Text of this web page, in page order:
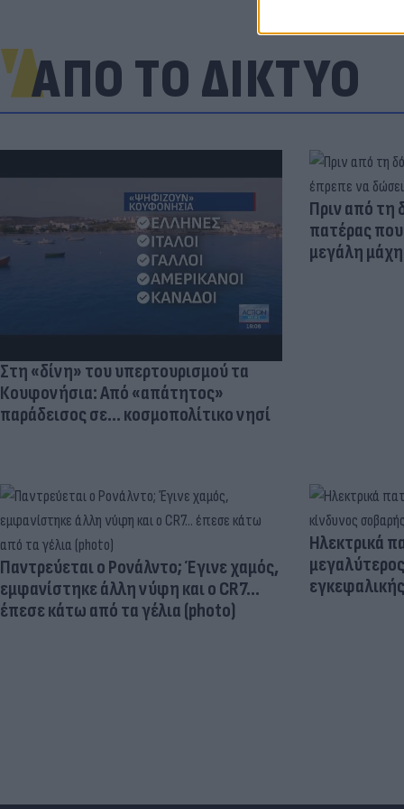
ΑΠΟ ΤΟ ΔΙΚΤΥΟ
Στη «δίνη» του υπερτουρισμού τα
Κουφονήσια: Από «απάτητος»
παράδεισος σε... κοσμοπολίτικο νησί
Πριν από τη
πατέρας
μεγάλη μάχη
Παντρεύεται ο Ρονάλντο; Έγινε χαμός,
εμφανίστηκε άλλη νύφη και ο CR7…
έπεσε κάτω από τα γέλια (photo)
Ηλεκτρικά